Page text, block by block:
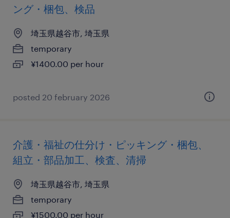
ング・梱包、検品
埼玉県越谷市, 埼玉県
temporary
¥1400.00 per hour
posted 20 february 2026
介護・福祉の仕分け・ピッキング・梱包、
組立・部品加工、検査、清掃
埼玉県越谷市, 埼玉県
temporary
¥1500.00 per hour